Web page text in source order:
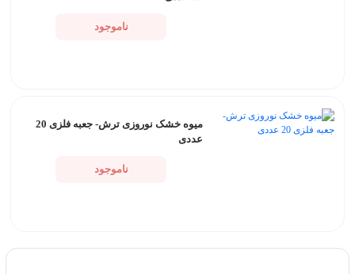
ناموجود
میوه خشک نوروزی ترش- جعبه فلزی 20
عددی
ناموجود